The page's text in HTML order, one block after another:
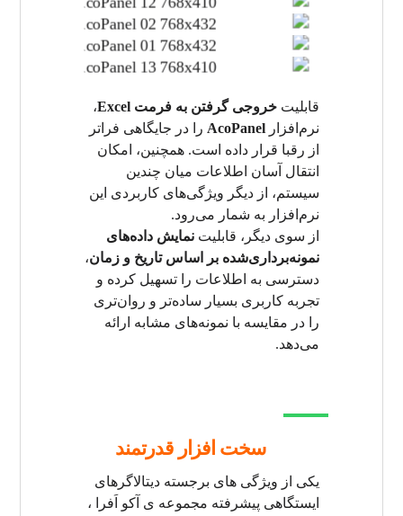
خروجی اکسل
قابلیت های کاربردی
قابلیتخروجی گرفتن به فرمت Excel
،
نرم‌افزارAcoPanel را در جایگاهی فراتر
از رقبا قرار داده است. همچنین، امکان
انتقال آسان اطلاعات میان چندین
سیستم، از دیگر ویژگی‌های کاربردی این
نرم‌افزار به شمار می‌رود.
از سوی دیگر، قابلیتنمایش داده‌های
نمونه‌برداری‌شده بر اساس تاریخ و زمان،
دسترسی به اطلاعات را تسهیل کرده و
تجربه‌ کاربری بسیار ساده‌تر و روان‌تری
را در مقایسه با نمونه‌های مشابه ارائه
می‌دهد.
سخت افزار قدرتمند
یکی از ویژگی های برجسته دیتالاگرهای
ایستگاهی پیشرفته مجموعه ی آکو اَفرا ،